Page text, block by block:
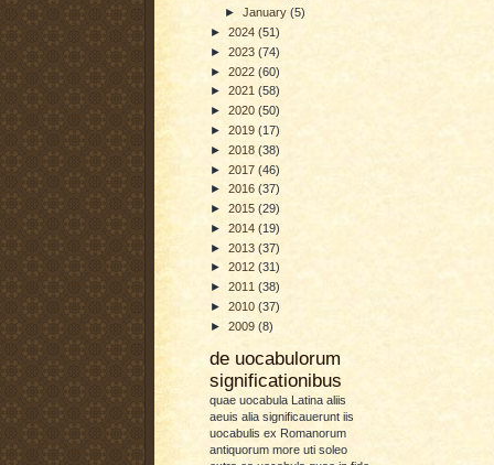
►January(5)
► 2024 (51)
► 2023 (74)
► 2022 (60)
► 2021 (58)
► 2020 (50)
► 2019 (17)
► 2018 (38)
► 2017 (46)
► 2016 (37)
► 2015 (29)
► 2014 (19)
► 2013 (37)
► 2012 (31)
► 2011 (38)
► 2010 (37)
► 2009 (8)
de uocabulorum
significationibus
quae uocabula Latina aliis
aeuis alia significauerunt iis
uocabulis ex Romanorum
antiquorum more uti soleo